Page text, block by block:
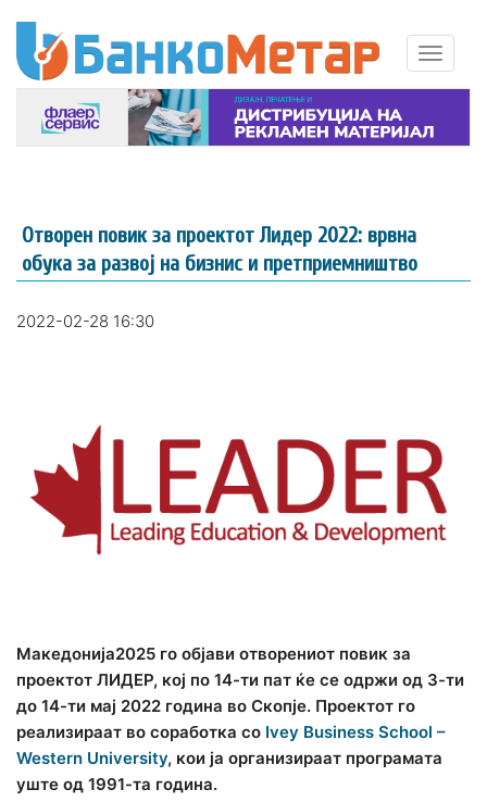
Отворен повик за проектот Лидер 2022: врвна
обука за развој на бизнис и претприемништво
2022-02-28 16:30
Македонија2025 го објави отворениот повик за
проектот ЛИДЕР, кој по 14-ти пат ќе се одржи од 3-ти
до 14-ти мај 2022 година во Скопје. Проектот го
реализирaaт во соработка со Ivey Business School –
Western University, кои ја организираат програмата
уште од 1991-та година.